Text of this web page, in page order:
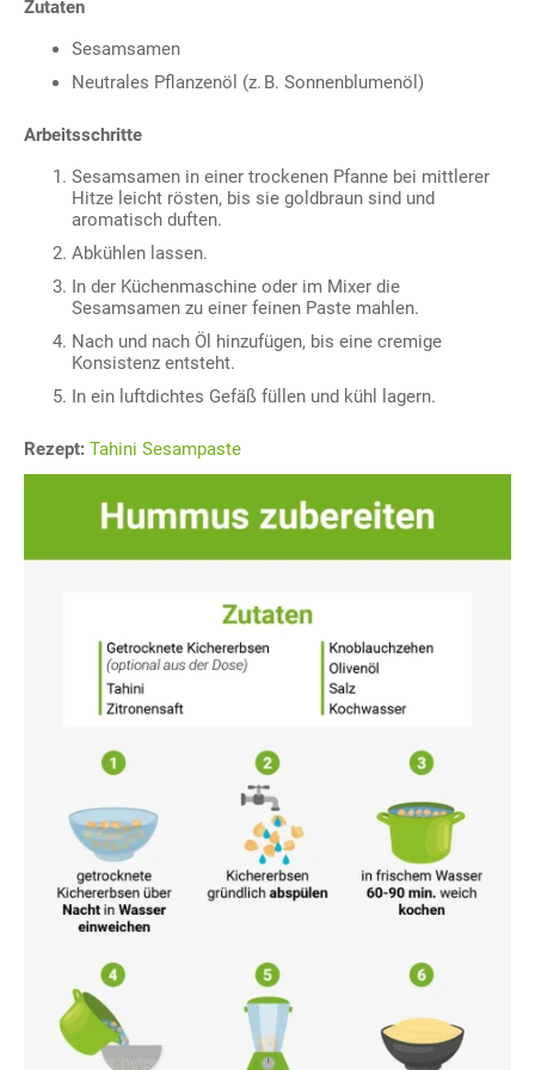
Zutaten
Sesamsamen
Neutrales Pflanzenöl (z. B. Sonnenblumenöl)
Arbeitsschritte
Sesamsamen in einer trockenen Pfanne bei mittlerer
Hitze leicht rösten, bis sie goldbraun sind und
aromatisch duften.
Abkühlen lassen.
In der Küchenmaschine oder im Mixer die
Sesamsamen zu einer feinen Paste mahlen.
Nach und nach Öl hinzufügen, bis eine cremige
Konsistenz entsteht.
In ein luftdichtes Gefäß füllen und kühl lagern.
Rezept: Tahini Sesampaste